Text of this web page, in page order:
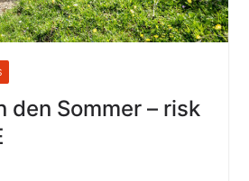
den Sommer – risk